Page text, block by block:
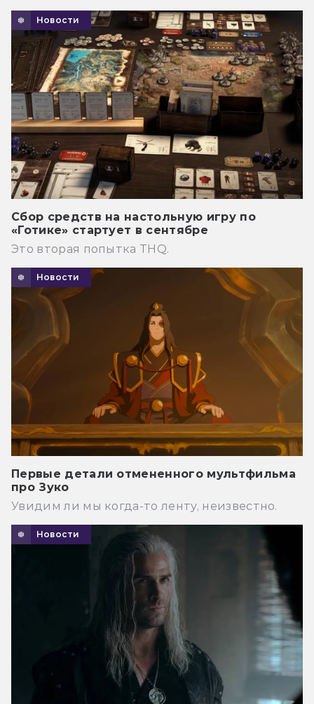
Новости
Сбор средств на настольную игру по
«Готике» стартует в сентябре
Это вторая попытка THQ.
Новости
Первые детали отмененного мультфильма
про Зуко
Увидим ли мы когда-то ленту, неизвестно.
Новости